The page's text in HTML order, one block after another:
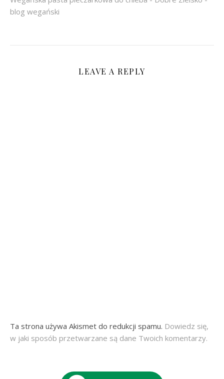
blog wegański
LEAVE A REPLY
Ta strona używa Akismet do redukcji spamu. Dowiedz się,
w jaki sposób przetwarzane są dane Twoich komentarzy.